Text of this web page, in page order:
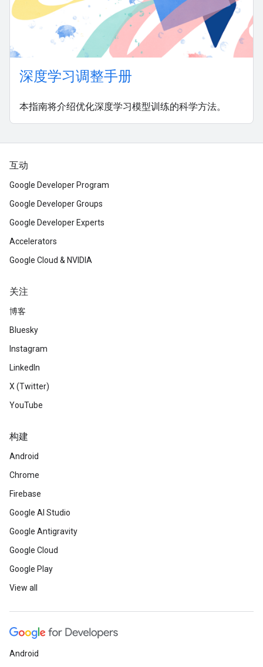
深度学习调整手册
本指南将介绍优化深度学习模型训练的科学方法。
互动
Google Developer Program
Google Developer Groups
Google Developer Experts
Accelerators
Google Cloud & NVIDIA
关注
博客
Bluesky
Instagram
LinkedIn
X (Twitter)
YouTube
构建
Android
Chrome
Firebase
Google AI Studio
Google Antigravity
Google Cloud
Google Play
View all
Android